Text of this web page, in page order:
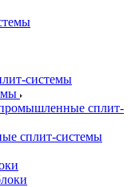
системы
сплит-
сплит-системы